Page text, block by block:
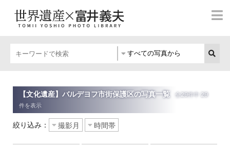
【文化遺産】バルデヨフ市街保護区の写真一覧
絞り込み：